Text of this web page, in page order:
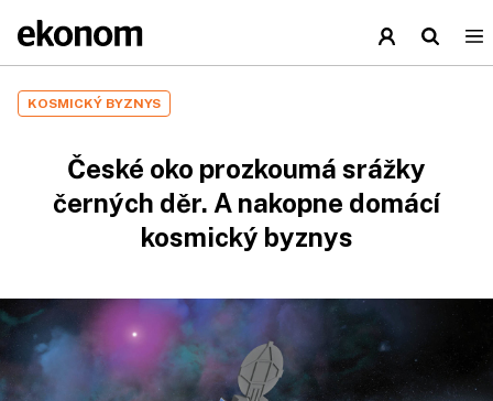
KOSMICKÝ BYZNYS
České oko prozkoumá srážky
černých děr. A nakopne domácí
kosmický byznys